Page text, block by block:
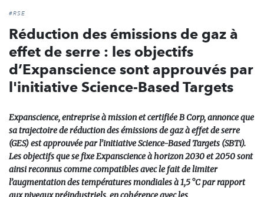
#RSE
Réduction des émissions de gaz à
effet de serre : les objectifs
d’Expanscience sont approuvés par
l'initiative Science-Based Targets
Expanscience, entreprise à mission et certifiée B Corp, annonce que
sa trajectoire de réduction des émissions de gaz à effet de serre
(GES) est approuvée par l’initiative Science-Based Targets (SBTi).
Les objectifs que se fixe Expanscience à horizon 2030 et 2050 sont
ainsi reconnus comme compatibles avec le fait de limiter
l’augmentation des températures mondiales à 1,5 °C par rapport